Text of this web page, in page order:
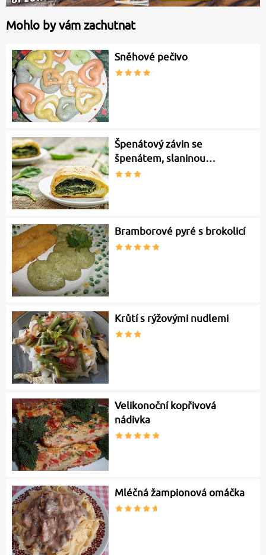
Mohlo by vám zachutnat
Sněhové pečivo
Špenátový závin se
špenátem, slaninou…
Bramborové pyré s brokolicí
Krůtí s rýžovými nudlemi
Velikonoční kopřivová
nádivka
Mléčná žampionová omáčka